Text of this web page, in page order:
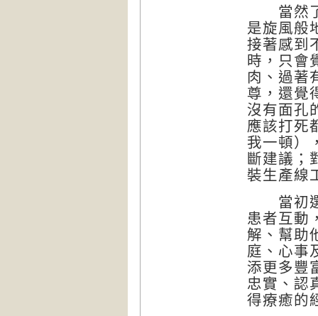
當然了
是旋風般
接著感到
時，只會
肉、過著
尊，還覺
沒有面孔
應該打死
我一頓）
斷建議；
裝生產線
當初選
患者互動
解、幫助
庭、心事
添更多豐
忠實、認
得療癒的